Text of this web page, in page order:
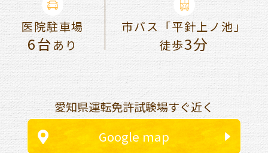
医院駐車場
6台あり
市バス「平針上ノ池」
徒歩3分
愛知県運転免許試験場すぐ近く
Google map